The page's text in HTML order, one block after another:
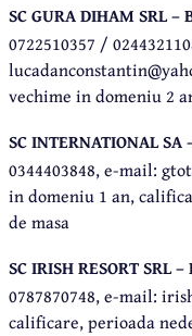
SC GURA DIHAM SRL –
0722510357 /
vechime in domeniu 2
SC INTERNATIONAL
0344403848, e-mail:
in domeniu 1 an,
de masa
SC IRISH RESORT SRL
0787870748, e-mail:
calificare, perioada